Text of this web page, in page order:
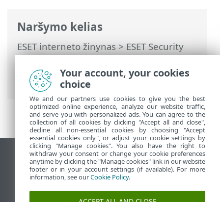
Naršymo kelias
ESET interneto žinynas>ESET Security
Ultimate>Išplėstinis nustatymas>
Nuskaitymai>Įrenginio nuskaitymas>
Nuskaitymas paleidžiant
Rodyti darbalaukio tinklavietę
End of Life
ESET žinių bazė
ESET forumas
Your account, your cookies
choice
We and our partners use cookies to give you the best
optimized online experience, analyze our website traffic,
and serve you with personalized ads. You can agree to the
collection of all cookies by clicking "Accept all and close",
decline all non-essential cookies by choosing "Accept
essential cookies only", or adjust your cookie settings by
clicking "Manage cookies". You also have the right to
withdraw your consent or change your cookie preferences
anytime by clicking the "Manage cookies" link in our website
footer or in your account settings (if available). For more
information, see ourCookie Policy.